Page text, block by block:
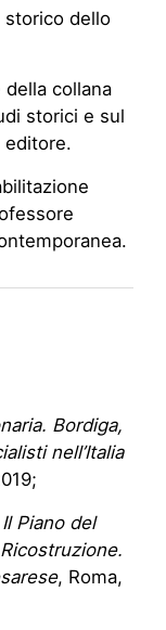
storico dello
collana
storici e sul
editore.
Bordiga,
nell’Italia
Il Piano del
, Roma,